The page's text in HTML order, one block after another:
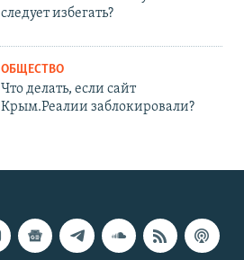
следует избегать?
ОБЩЕСТВО
Что делать, если сайт
Крым.Реалии заблокировали?